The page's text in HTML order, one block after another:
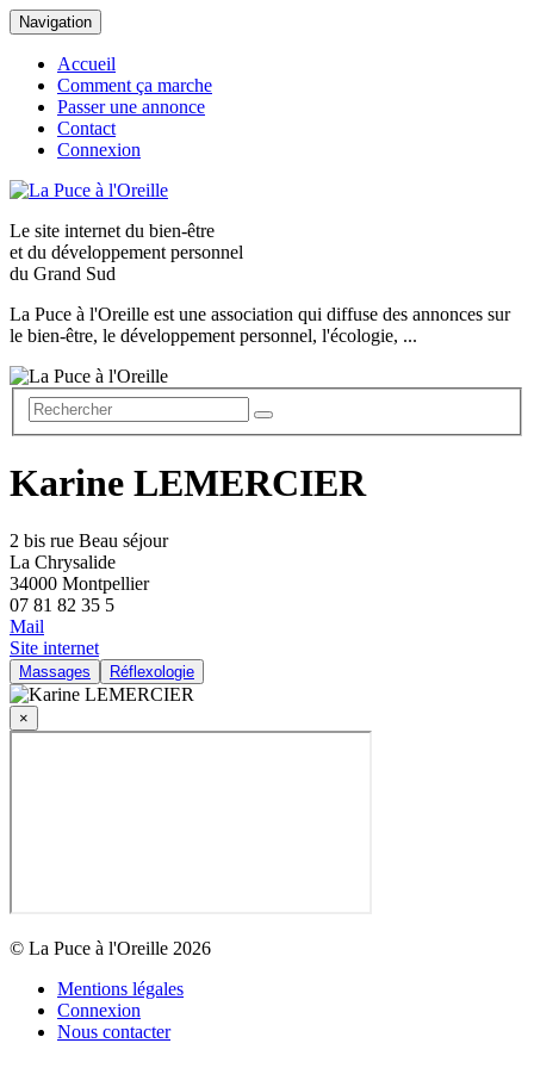
Navigation
Accueil
Comment ça marche
Passer une annonce
Contact
Connexion
Le site internet du bien-être
et du développement personnel
du Grand Sud
La Puce à l'Oreille est une association qui diffuse des annonces sur
le bien-être, le développement personnel, l'écologie, ...
Karine LEMERCIER
2 bis rue Beau séjour
La Chrysalide
34000 Montpellier
07 81 82 35 5
Mail
Site internet
Massages Réflexologie
×
© La Puce à l'Oreille 2026
Mentions légales
Connexion
Nous contacter